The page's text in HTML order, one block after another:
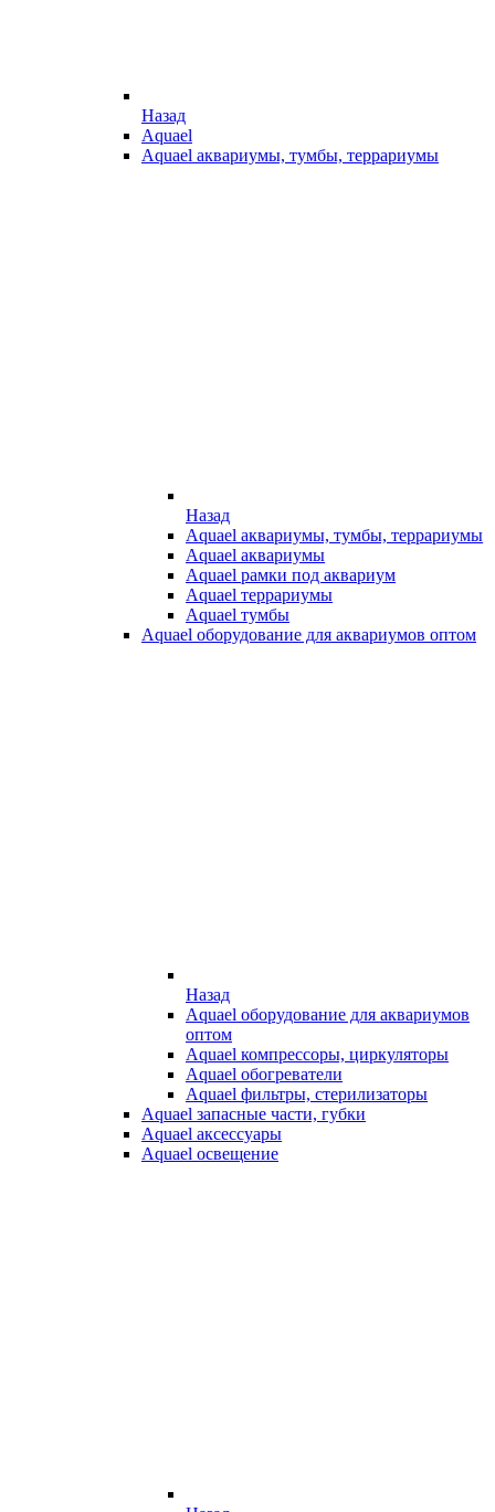
Назад
Aquael
Aquael аквариумы, тумбы, террариумы
Назад
Aquael аквариумы, тумбы, террариумы
Aquael аквариумы
Aquael рамки под аквариум
Aquael террариумы
Aquael тумбы
Aquael оборудование для аквариумов оптом
Назад
Aquael оборудование для аквариумов
оптом
Aquael компрессоры, циркуляторы
Aquael обогреватели
Aquael фильтры, стерилизаторы
Aquael запасные части, губки
Aquael аксессуары
Aquael освещение